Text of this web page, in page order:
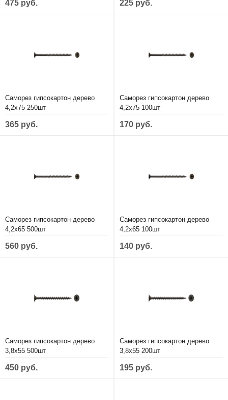
475 руб. 225 руб.
Саморез гипсокартон дерево
4,2х75 250шт
365 руб.
Саморез гипсокартон дерево
4,2х75 100шт
170 руб.
Саморез гипсокартон дерево
4,2х65 500шт
560 руб.
Саморез гипсокартон дерево
4,2х65 100шт
140 руб.
Саморез гипсокартон дерево
3,8х55 500шт
450 руб.
Саморез гипсокартон дерево
3,8х55 200шт
195 руб.